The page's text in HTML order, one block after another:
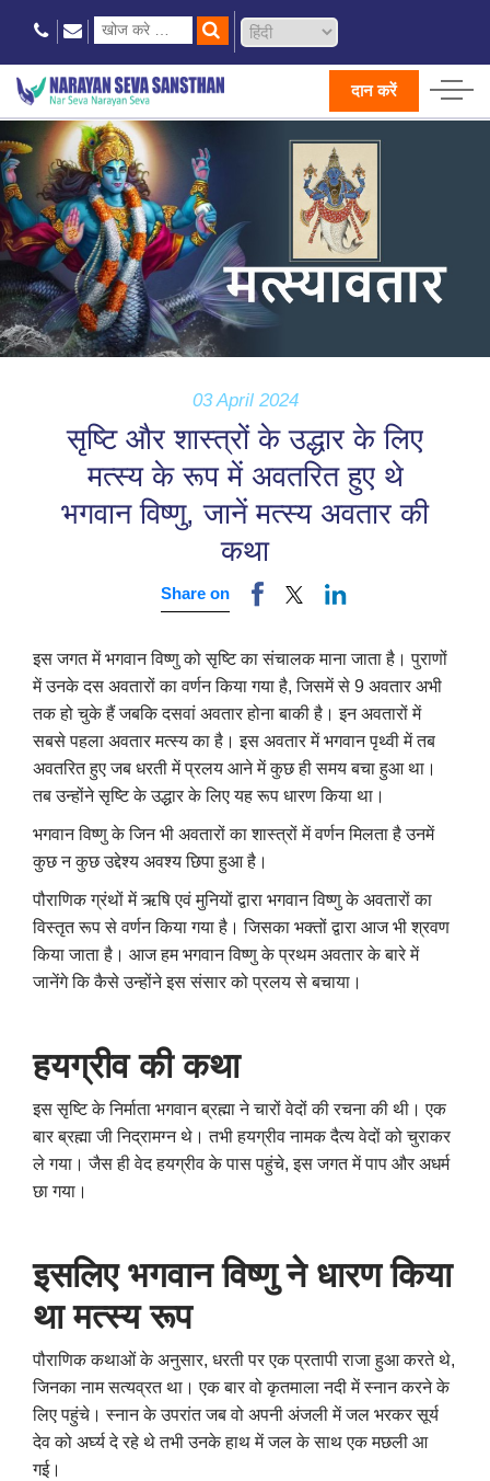
दान करें
03 April 2024
सृष्टि और शास्त्रों के उद्धार के लिए
मत्स्य के रूप में अवतरित हुए थे
भगवान विष्णु, जानें मत्स्य अवतार की
कथा
Share on
इस जगत में भगवान विष्णु को सृष्टि का संचालक माना जाता है। पुराणों
में उनके दस अवतारों का वर्णन किया गया है,जिसमें से 9 अवतार अभी
तक हो चुके हैं जबकि दसवां अवतार होना बाकी है। इन अवतारों में
सबसे पहला अवतार मत्स्य का है। इस अवतार में भगवान पृथ्वी में तब
अवतरित हुए जब धरती में प्रलय आने में कुछ ही समय बचा हुआ था।
तब उन्होंने सृष्टि के उद्धार के लिए यह रूप धारण किया था।
भगवान विष्णु के जिन भी अवतारों का शास्त्रों में वर्णन मिलता है उनमें
कुछ न कुछ उद्देश्य अवश्य छिपा हुआ है।
पौराणिक ग्रंथों में ऋषि एवं मुनियों द्वारा भगवान विष्णु के अवतारों का
विस्तृत रूप से वर्णन किया गया है। जिसका भक्तों द्वारा आज भी श्रवण
किया जाता है। आज हम भगवान विष्णु के प्रथम अवतार के बारे में
जानेंगे कि कैसे उन्होंने इस संसार को प्रलय से बचाया।
हयग्रीव की कथा
इस सृष्टि के निर्माता भगवान ब्रह्मा ने चारों वेदों की रचना की थी। एक
बार ब्रह्मा जी निद्रामग्न थे। तभी हयग्रीव नामक दैत्य वेदों को चुराकर
ले गया। जैस ही वेद हयग्रीव के पास पहुंचे,इस जगत में पाप और अधर्म
छा गया।
इसलिए भगवान विष्णु ने धारण किया
था मत्स्य रूप
पौराणिक कथाओं के अनुसार, धरती पर एक प्रतापी राजा हुआ करते थे,
जिनका नाम सत्यव्रत था। एक बार वो कृतमाला नदी में स्नान करने के
लिए पहुंचे। स्नान के उपरांत जब वो अपनी अंजली में जल भरकर सूर्य
देव को अर्घ्य दे रहे थे तभी उनके हाथ में जल के साथ एक मछली आ
गई।